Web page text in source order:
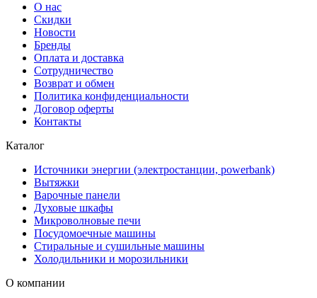
О нас
Скидки
Новости
Бренды
Оплата и доставка
Сотрудничество
Возврат и обмен
Политика конфиденциальности
Договор оферты
Контакты
Каталог
Источники энергии (электростанции, powerbank)
Вытяжки
Варочные панели
Духовые шкафы
Микроволновые печи
Посудомоечные машины
Стиральные и сушильные машины
Холодильники и морозильники
О компании